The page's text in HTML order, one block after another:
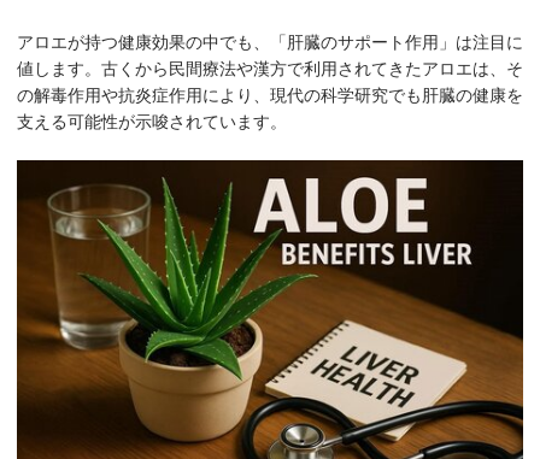
アロエが持つ健康効果の中でも、「肝臓のサポート作用」は注目に
値します。古くから民間療法や漢方で利用されてきたアロエは、そ
の解毒作用や抗炎症作用により、現代の科学研究でも肝臓の健康を
支える可能性が示唆されています。